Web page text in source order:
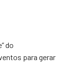
do
para gerar